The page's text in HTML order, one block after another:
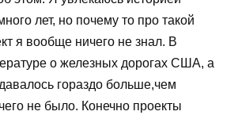
лет, но почему то про такой
я вообще ничего не знал. В
о железных дорогах США, а
гораздо больше,чем
не было. Конечно проекты